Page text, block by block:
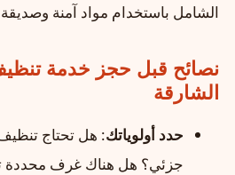
الشامل باستخدام مواد آمنة وصديقة
نصائح قبل حجز خدمة
الشارقة
حدد أولوياتك: هل تحتاج
جزئي؟ هل هناك غرف محددة